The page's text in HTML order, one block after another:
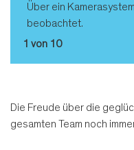
Über ein
beobachtet.
1 von 10
Die Freude über die
gesamten Team noch